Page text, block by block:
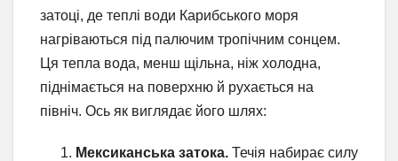
затоці, де теплі води Карибського моря
нагріваються під палючим тропічним сонцем.
Ця тепла вода, менш щільна, ніж холодна,
піднімається на поверхню й рухається на
північ. Ось як виглядає його шлях:
Мексиканська затока. Течія набирає силу